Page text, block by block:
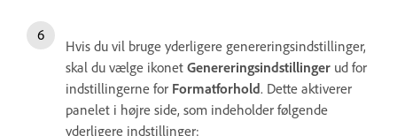
Hvis du vil bruge yderligere genereringsindstillinger,
skal du vælge ikonet Genereringsindstillinger ud for
indstillingerne for Formatforhold. Dette aktiverer
panelet i højre side, som indeholder følgende
yderligere indstillinger: